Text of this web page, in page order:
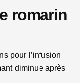
romarin
pour l’infusion
diminue après